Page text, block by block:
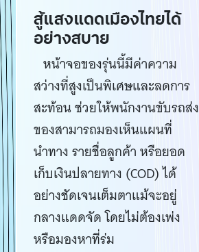
สู้แสงแดดเมืองไทยได้
อย่างสบาย
หน้าจอของรุ่นนี้มีค่าความ
สว่างที่สูงเป็นพิเศษและลดการ
สะท้อน ช่วยให้พนักงานขับรถส่ง
ของสามารถมองเห็นแผนที่
นำทาง รายชื่อลูกค้า หรือยอด
เก็บเงินปลายทาง (COD) ได้
อย่างชัดเจนเต็มตาแม้จะอยู่
กลางแดดจัด โดยไม่ต้องเพ่ง
หรือมองหาที่ร่ม